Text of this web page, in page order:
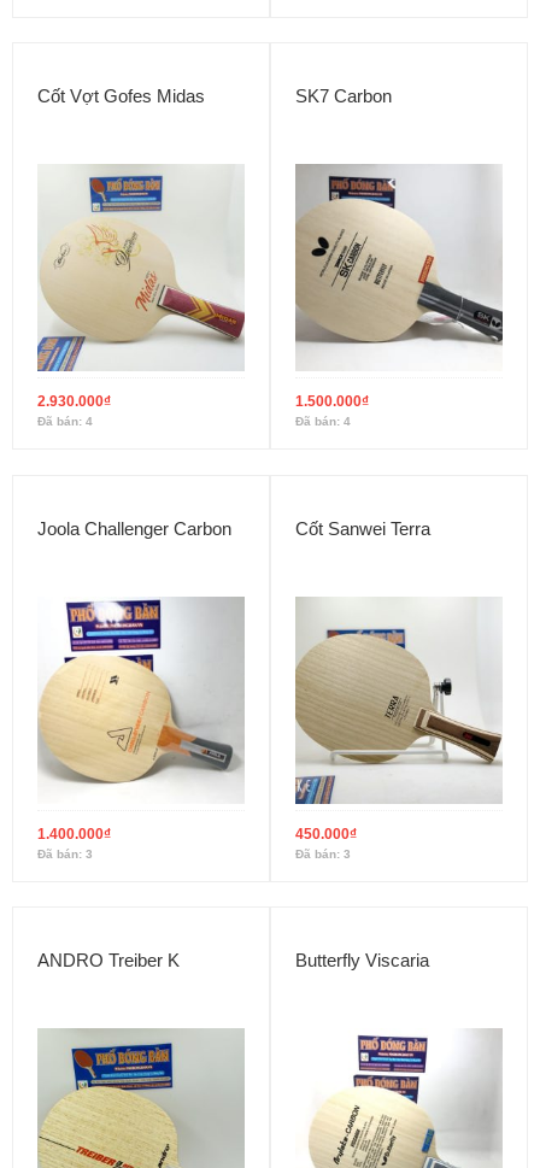
Cốt Vợt Gofes Midas
2.930.000₫
Đã bán: 4
SK7 Carbon
1.500.000₫
Đã bán: 4
Joola Challenger Carbon
1.400.000₫
Đã bán: 3
Cốt Sanwei Terra
450.000₫
Đã bán: 3
ANDRO Treiber K Butterfly Viscaria